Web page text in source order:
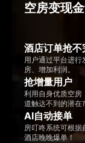
空房变现金
酒店订单抢不
用户通过平台进
房、增加利润。
抢增量用户
利用自身优质空房
道触达不到的潜在
AI自动接单
房叮咚系统可根
酒店晚晚爆单！